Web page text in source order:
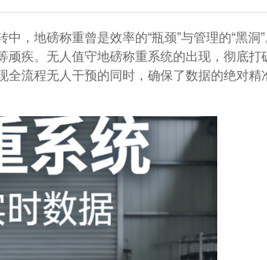
，地磅称重曾是效率的“瓶颈”与管理的“黑洞
疾。无人值守地磅称重系统的出现，彻底打
流程无人干预的同时，确保了数据的绝对精